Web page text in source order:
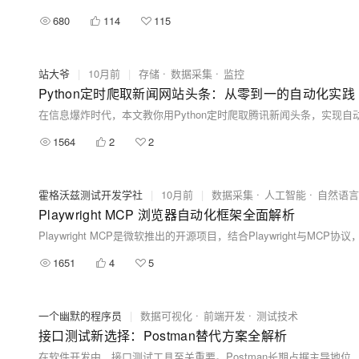
680
114 115
站大爷 | 10月前 | 存储 数据采集 监控
Python定时爬取新闻网站头条：从零到一的自动化实践
1564 2 2
霍格沃兹测试开发学社 | 10月前 | 数据采集 人工智能 自然语
Playwright MCP 浏览器自动化框架全面解析
1651 4 5
一个幽默的程序员 | 数据可视化 前端开发 测试技术
接口测试新选择：Postman替代方案全解析